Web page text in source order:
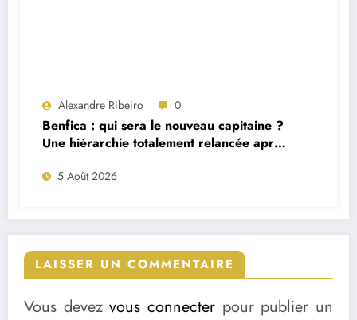
Alexandre Ribeiro 0
Benfica : qui sera le nouveau capitaine ?
Une hiérarchie totalement relancée après
deux départs majeurs
5 Août 2026
LAISSER UN COMMENTAIRE
Vous devezvous connecter pour publier un